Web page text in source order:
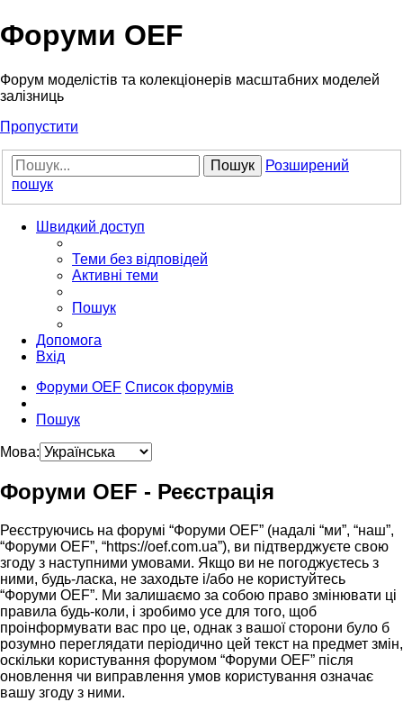
Форуми OEF
Форум моделістів та колекціонерів масштабних моделей
залізниць
Пропустити
Пошук
Розширений
пошук
Швидкий доступ
Теми без відповідей
Активні теми
Пошук
Допомога
Вхід
Форуми OEF Список форумів
Пошук
Мова:
Форуми OEF - Реєстрація
Реєструючись на форумі “Форуми OEF” (надалі “ми”, “наш”,
“Форуми OEF”, “https://oef.com.ua”), ви підтверджуєте свою
згоду з наступними умовами. Якщо ви не погоджуєтесь з
ними, будь-ласка, не заходьте і/або не користуйтесь
“Форуми OEF”. Ми залишаємо за собою право змінювати ці
правила будь-коли, і зробимо усе для того, щоб
проінформувати вас про це, однак з вашої сторони було б
розумно переглядати періодично цей текст на предмет змін,
оскільки користування форумом “Форуми OEF” після
оновлення чи виправлення умов користування означає
вашу згоду з ними.